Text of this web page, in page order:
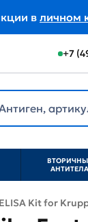
в личном
+7
АНТИТЕЛА
ELISA Kit for